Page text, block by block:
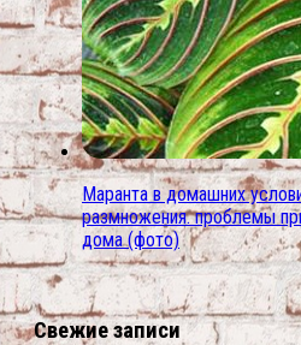
Маранта в домашних
размножения. проблемы
дома (фото)
Свежие записи